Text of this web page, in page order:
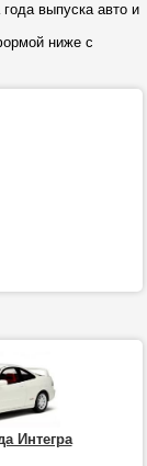
выпуска авто и
ниже с
Интегра